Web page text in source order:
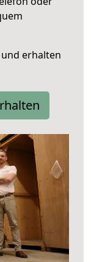
und erhalten